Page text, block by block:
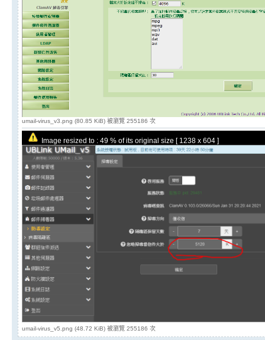
umail-virus_v3.png (80.85 KiB) 被瀏覽 255186 次
Image resized to : 49 % of its original size [ 1238 x 604 ]
umail-virus_v5.png (48.72 KiB) 被瀏覽 255186 次